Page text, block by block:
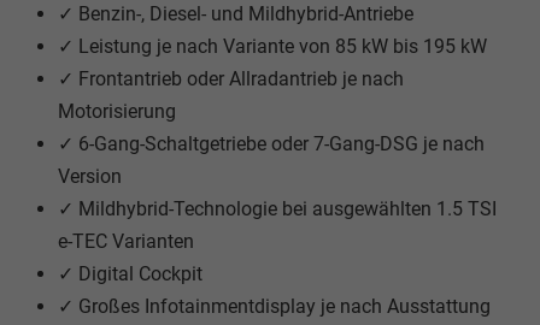
✓ Benzin-, Diesel- und Mildhybrid-Antriebe
✓ Leistung je nach Variante von 85 kW bis 195 kW
✓ Frontantrieb oder Allradantrieb je nach
Motorisierung
✓ 6-Gang-Schaltgetriebe oder 7-Gang-DSG je nach
Version
✓ Mildhybrid-Technologie bei ausgewählten 1.5 TSI
e-TEC Varianten
✓ Digital Cockpit
✓ Großes Infotainmentdisplay je nach Ausstattung